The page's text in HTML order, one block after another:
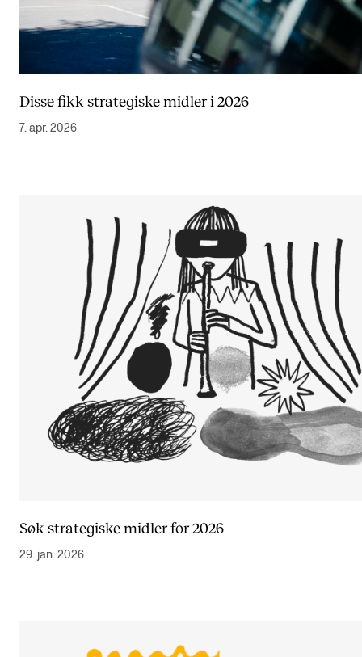
Disse fikk strategiske midler i 2026
7. apr. 2026
Søk strategiske midler for 2026
29. jan. 2026